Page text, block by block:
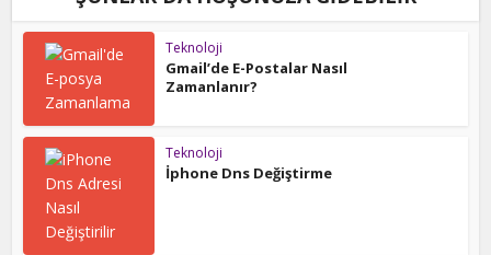
Teknoloji
Gmail’de E-Postalar Nasıl
Zamanlanır?
Teknoloji
İphone Dns Değiştirme